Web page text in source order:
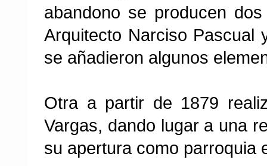
abandono se producen
Arquitecto Narciso Pascual
se añadieron algunos
Otra a partir de 1879
Vargas, dando lugar a una
su apertura como parroquia